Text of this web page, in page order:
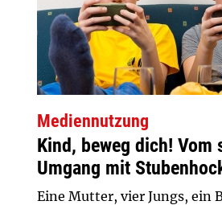
Mediennutzung
Kind, beweg dich! Vom
Umgang mit
Eine Mutter, vier Jungs, ein